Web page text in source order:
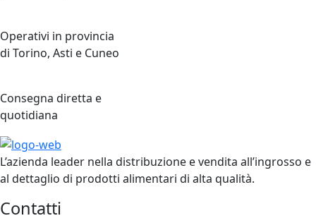
Operativi in provincia
di Torino, Asti e Cuneo
Consegna diretta e
quotidiana
L’azienda leader nella distribuzione e vendita all’ingrosso e
al dettaglio di prodotti alimentari di alta qualità.
Contatti